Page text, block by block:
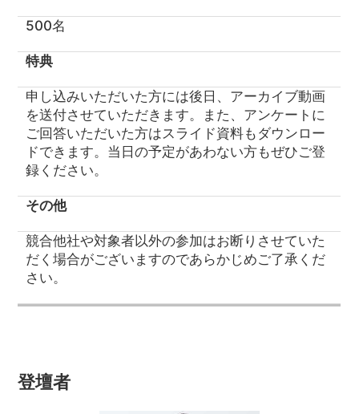
500名
特典
申し込みいただいた方には後日、アーカイブ動画
を送付させていただきます。また、アンケートに
ご回答いただいた方はスライド資料もダウンロー
ドできます。当日の予定があわない方もぜひご登
録ください。
その他
競合他社や対象者以外の参加はお断りさせていた
だく場合がございますのであらかじめご了承くだ
さい。
登壇者